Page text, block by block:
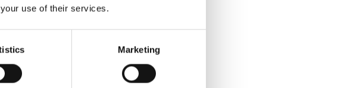
use of their services.
Marketing